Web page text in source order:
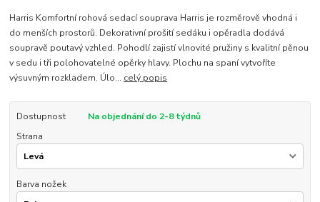
Harris Komfortní rohová sedací souprava Harris je rozměrově vhodná i
do menších prostorů. Dekorativní prošití sedáku i opěradla dodává
soupravě poutavý vzhled. Pohodlí zajistí vlnovité pružiny s kvalitní pěnou
v sedu i tři polohovatelné opěrky hlavy. Plochu na spaní vytvoříte
výsuvným rozkladem. Úlo... celý popis
Dostupnost
Na objednání do 2-8 týdnů
Strana
Barva nožek